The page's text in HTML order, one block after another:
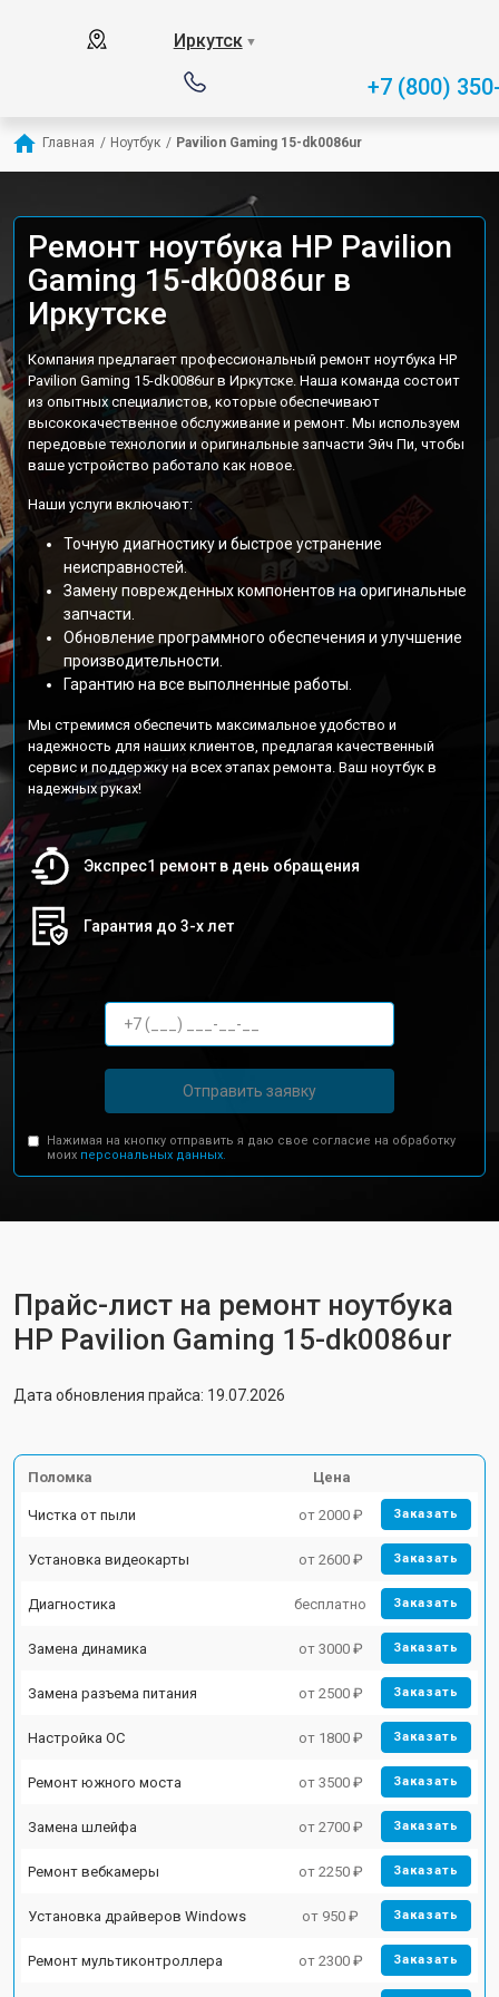
Иркутск ▼
+7 (800)
Главная / Ноутбук / Pavilion Gaming 15-dk0086ur
Ремонт ноутбука HP Pavilion
Gaming 15-dk0086ur в
Иркутске
Компания предлагает профессиональный ремонт ноутбука HP
Pavilion Gaming 15-dk0086ur в Иркутске. Наша команда состоит
из опытных специалистов, которые обеспечивают
высококачественное обслуживание и ремонт. Мы используем
передовые технологии и оригинальные запчасти Эйч Пи, чтобы
ваше устройство работало как новое.
Наши услуги включают:
Точную диагностику и быстрое устранение
неисправностей.
Замену поврежденных компонентов на оригинальные
запчасти.
Обновление программного обеспечения и улучшение
производительности.
Гарантию на все выполненные работы.
Мы стремимся обеспечить максимальное удобство и
надежность для наших клиентов, предлагая качественный
сервис и поддержку на всех этапах ремонта. Ваш ноутбук в
надежных руках!
Экспрес1 ремонт в день обращения
Гарантия до 3-х лет
Отправить заявку
Нажимая на кнопку отправить я даю свое согласие на обработку
моих персональных данных.
Прайс-лист на ремонт ноутбука
HP Pavilion Gaming 15-dk0086ur
Дата обновления прайса: 19.07.2026
Поломка Цена
Чистка от пыли от 2000 ₽ Заказать
Установка видеокарты от 2600 ₽ Заказать
Диагностика бесплатно Заказать
Замена динамика от 3000 ₽ Заказать
Замена разъема питания от 2500 ₽ Заказать
Настройка ОС от 1800 ₽ Заказать
Ремонт южного моста от 3500 ₽ Заказать
Замена шлейфа от 2700 ₽ Заказать
Ремонт вебкамеры от 2250 ₽ Заказать
Установка драйверов Windows от 950 ₽ Заказать
Ремонт мультиконтроллера от 2300 ₽ Заказать